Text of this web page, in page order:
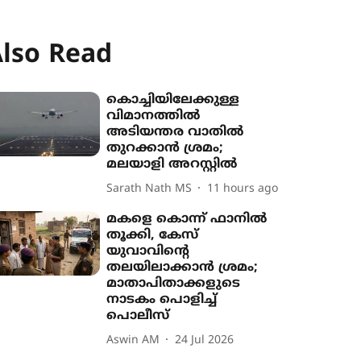
Read
കൊച്ചിയിലേക്കുള്ള
വിമാനത്തിൽ
അടിയന്തര വാതിൽ
തുറക്കാൻ ശ്രമം;
മലയാളി അറസ്റ്റിൽ
Sarath Nath MS 11 hours ago
മകളെ കൊന്ന് ഫാനിൽ
തൂക്കി, കേസ്
യുവാവിന്‍റെ
തലയിലാക്കാൻ ശ്രമം;
മാതാപിതാക്കളുടെ
നാടകം പൊളിച്ച്
പൊലീസ്
Aswin AM 24 Jul 2026